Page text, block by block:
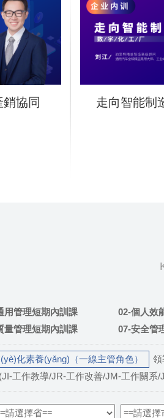
協同 走向智能制
用管理短期內訓課 02-個人效
量管理短期內訓課
07-安全管
化素養(yǎng)（一線主管角色） 領
工作教導/JR-工作改善/JM-工作關系/